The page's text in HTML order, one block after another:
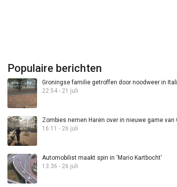
Populaire berichten
Groningse familie getroffen door noodweer in
22:54 - 21 juli
Zombies nemen Haren over in nieuwe game
16:11 - 26 juli
Automobilist maakt spin in ‘Mario Kartbocht’
13:36 - 26 juli